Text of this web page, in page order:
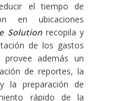
el tiempo de
en ubicaciones
Solutionrecopila y
de los gastos
además un
de reportes, la
la preparación de
rápido de la